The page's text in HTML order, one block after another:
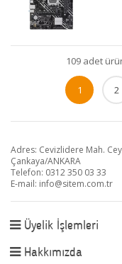
109 adet
1 2
Adres: Cevizlidere Mah.
Çankaya/ANKARA
Telefon: 0312 350 03 33
E-mail: info@sitem.com.tr
Üyelik İşlemleri
Hakkımızda